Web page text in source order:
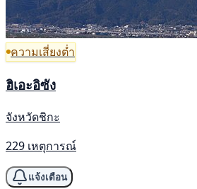
ความเสี่ยงต่ำ
ฮิเอะอิซัง
จังหวัดชิกะ
229 เหตุการณ์
แจ้งเตือน